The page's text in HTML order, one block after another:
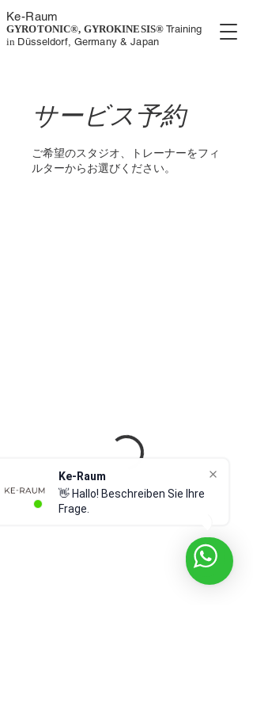
Ke-Raum
👋 Hallo! Beschreiben Sie Ihre
Frage.
Ke-Raum
GYROTONIC®, GYROKINESIS®Training
in Düsseldorf, Germany& Japan
サービス予約
ご希望のスタジオ、トレーナーをフィ
ルターからお選びください。